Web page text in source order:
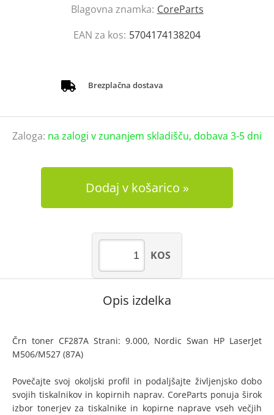
Blagovna znamka: CoreParts
EAN za kos: 5704174138204
Brezplačna dostava
Zaloga: na zalogi v zunanjem skladišču, dobava 3-5 dni
Dodaj v košarico
KOS
Opis izdelka
Črn toner CF287A Strani: 9.000, Nordic Swan HP LaserJet
M506/M527 (87A)
Povečajte svoj okoljski profil in podaljšajte življenjsko dobo
svojih tiskalnikov in kopirnih naprav. CoreParts ponuja širok
izbor tonerjev za tiskalnike in kopirne naprave vseh večjih